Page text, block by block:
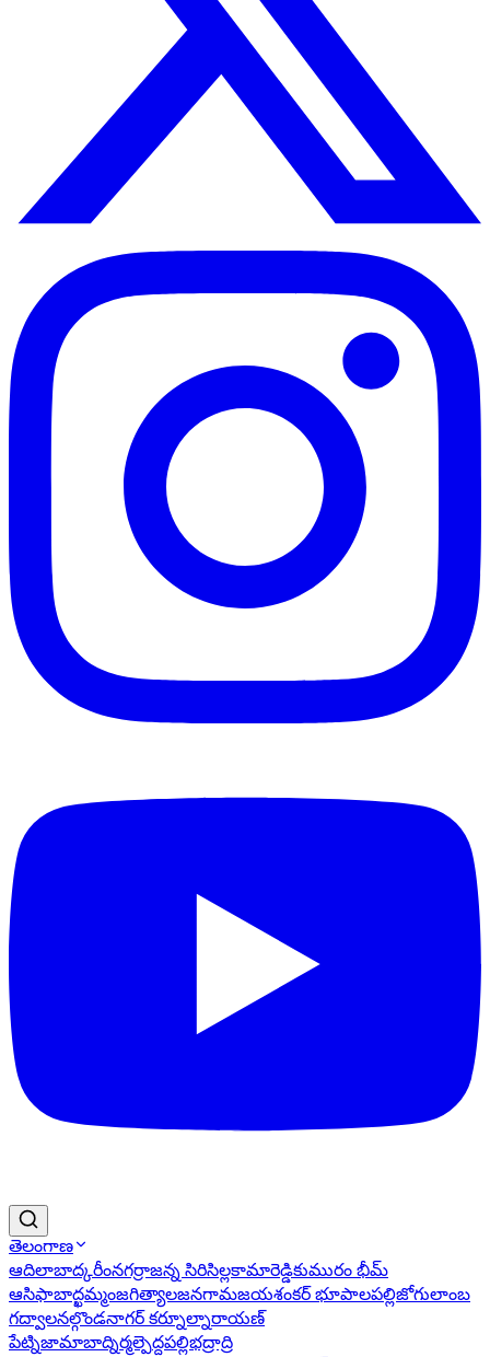
తెలంగాణ
ఆదిలాబాద్కరీంనగర్రాజన్న సిరిసిల్లకామారెడ్డికుమురం భీమ్
ఆసిఫాబాద్ఖమ్మంజగిత్యాలజనగామజయశంకర్ భూపాలపల్లిజోగులాంబ
గద్వాలనల్గొండనాగర్ కర్నూల్నారాయణ్
పేట్నిజామాబాద్నిర్మల్పెద్దపల్లిభద్రాద్రి